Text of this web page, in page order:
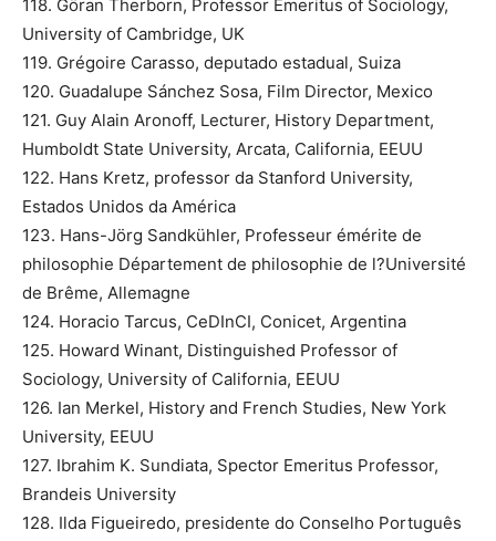
118. Göran Therborn, Professor Emeritus of Sociology,
University of Cambridge, UK
119. Grégoire Carasso, deputado estadual, Suiza
120. Guadalupe Sánchez Sosa, Film Director, Mexico
121. Guy Alain Aronoff, Lecturer, History Department,
Humboldt State University, Arcata, California, EEUU
122. Hans Kretz, professor da Stanford University,
Estados Unidos da América
123. Hans-Jörg Sandkühler, Professeur émérite de
philosophie Département de philosophie de l?Université
de Brême, Allemagne
124. Horacio Tarcus, CeDInCI, Conicet, Argentina
125. Howard Winant, Distinguished Professor of
Sociology, University of California, EEUU
126. Ian Merkel, History and French Studies, New York
University, EEUU
127. Ibrahim K. Sundiata, Spector Emeritus Professor,
Brandeis University
128. Ilda Figueiredo, presidente do Conselho Português